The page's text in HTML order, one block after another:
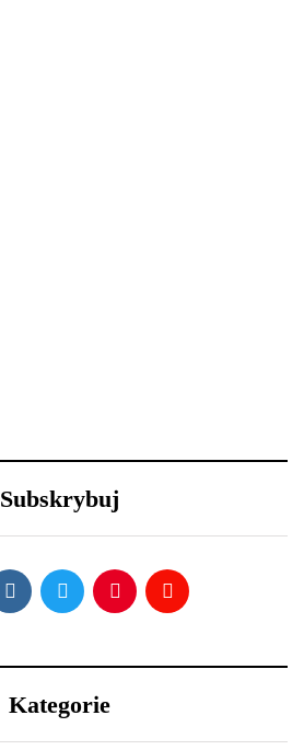
Efektowne fryzury
sylwestrowe – jak
wystylizować?
Subskrybuj
Kategorie